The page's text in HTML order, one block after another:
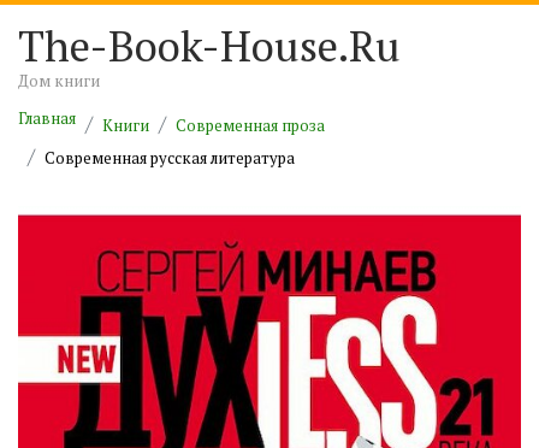
The-Book-House.Ru
Дом книги
Главная
Книги
Современная проза
Современная русская литература